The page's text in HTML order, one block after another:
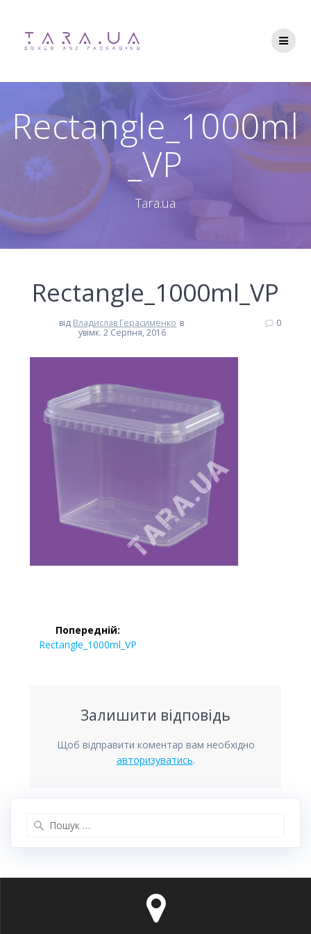
Rectangle_1000ml
_VP
Tara.ua
Rectangle_1000ml_VP
від Владислав Герасименко в
увімк. 2 Серпня, 2016
0
Навігація
записів
Попередній:
Попередній
Rectangle_1000ml_VP
Залишити відповідь
Щоб відправити коментар вам необхідно
авторизуватись.